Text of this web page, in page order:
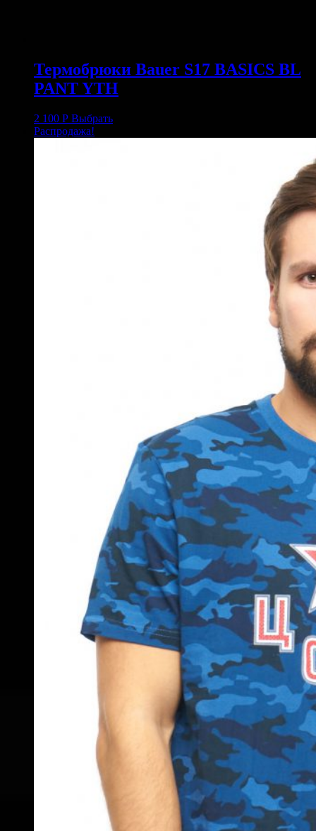
Термобрюки Bauer S17 BASICS BL
PANT YTH
2 100 Р Выбрать
Распродажа!